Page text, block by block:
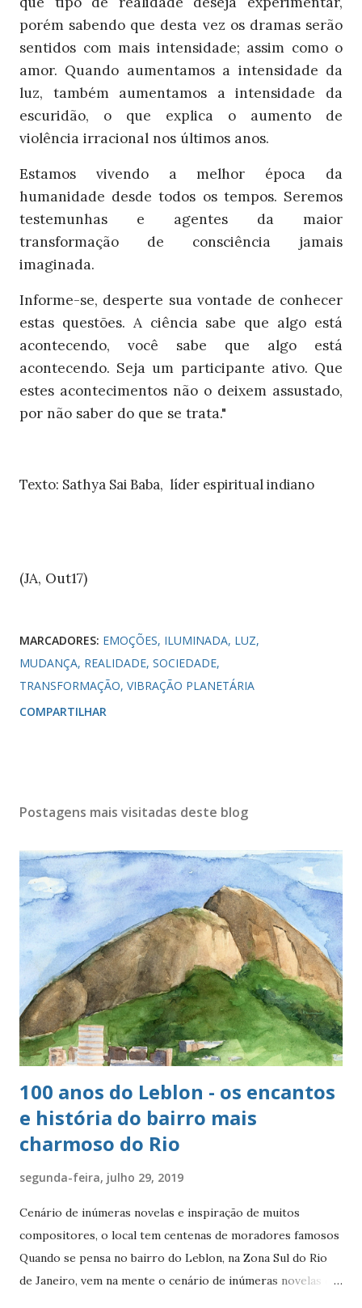
porém sabendo que desta vez os dramas serão
sentidos com mais intensidade; assim como o
amor. Quando aumentamos a intensidade da
luz, também aumentamos a intensidade da
escuridão, o que explica o aumento de
violência irracional nos últimos anos.
Estamos vivendo a melhor época da
humanidade desde todos os tempos. Seremos
testemunhas e agentes da maior
transformação de consciência jamais
imaginada.
Informe-se, desperte sua vontade de conhecer
estas questões. A ciência sabe que algo está
acontecendo, você sabe que algo está
acontecendo. Seja um participante ativo. Que
estes acontecimentos não o deixem assustado,
por não saber do que se trata."
Texto: Sathya Sai Baba, líder espiritual indiano
(JA, Out17)
MARCADORES: EMOÇÕES ILUMINADA LUZ
MUDANÇA REALIDADE SOCIEDADE
TRANSFORMAÇÃO VIBRAÇÃO PLANETÁRIA
COMPARTILHAR
Postagens mais visitadas deste blog
100 anos do Leblon - os encantos
e história do bairro mais
charmoso do Rio
segunda-feira, julho 29, 2019
Cenário de inúmeras novelas e inspiração de muitos
compositores, o local tem centenas de moradores famosos
Quando se pensa no bairro do Leblon, na Zona Sul do Rio
de Janeiro, vem na mente o cenário de inúmeras novelas de